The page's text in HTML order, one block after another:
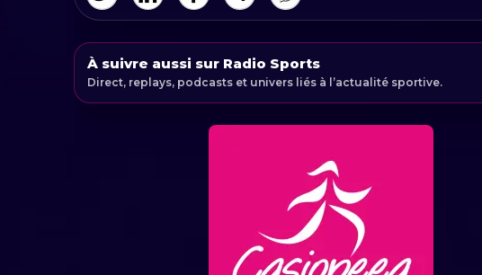
À suivre aussi sur Radio Sports
Direct, replays, podcasts et univers liés à l’actualité sportive.